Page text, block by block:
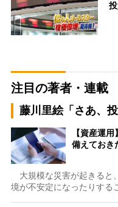
注目の著者・連載
藤川里絵「さあ、
【資産運
備えておき
大規模な災害が起きると
境が不安定になったりする